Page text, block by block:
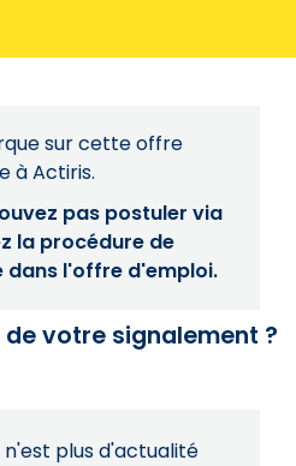
sur cette offre
à Actiris.
pas postuler via
la procédure de
l'offre d'emploi.
votre signalement ?
plus d'actualité